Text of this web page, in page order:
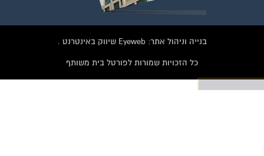
בנייה וניהול אתר: Eyeweb שיווק באינטרנט .
כל הזכויות שמורות לפורטל בית משותף